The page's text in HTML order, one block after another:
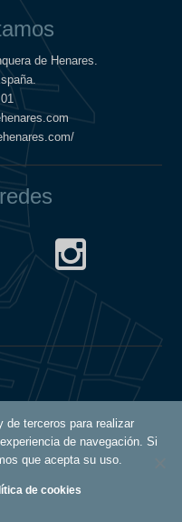
de terceros para realizar
de navegación. Si
que acepta su uso.
de cookies
de Henares.